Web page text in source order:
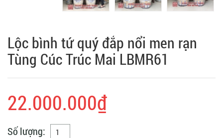
Lộc bình tứ quý đắp nổi men rạn
Tùng Cúc Trúc Mai LBMR61
22.000.000₫
Số lượng: